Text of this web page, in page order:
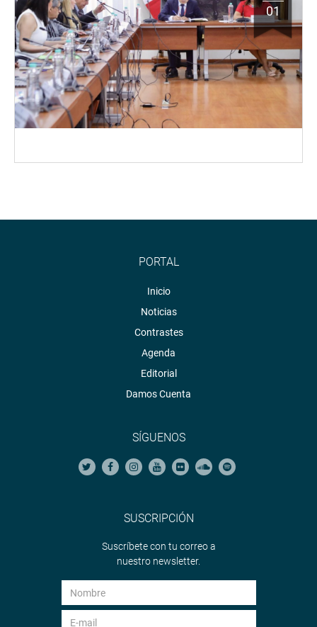
01
PORTAL
Inicio
Noticias
Contrastes
Agenda
Editorial
Damos Cuenta
SÍGUENOS
SUSCRIPCIÓN
Suscríbete con tu correo a
nuestro newsletter.